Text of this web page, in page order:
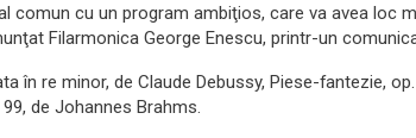
comun cu un program ambiţios, care va avea loc
Filarmonica George Enescu, printr-un
în re minor, de Claude Debussy, Piese-fantezie,
de Johannes Brahms.